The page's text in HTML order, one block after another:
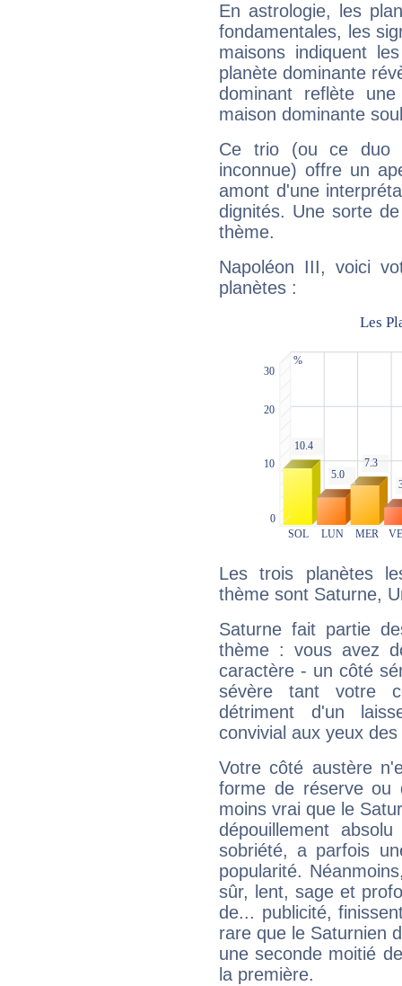
En astrologie, les
fondamentales, les
maisons indiquent
planète dominante
dominant reflète
maison dominante
Ce trio (ou ce duo
inconnue) offre un
amont d'une
dignités. Une sorte
thème.
Napoléon III, voici
planètes :
Les trois planètes
thème sont Saturne,
Saturne fait partie
thème : vous avez
caractère - un côté
sévère tant votre
détriment d'un
convivial aux yeux
Votre côté austère
forme de réserve
moins vrai que le
dépouillement
sobriété, a parfois
popularité.
sûr, lent, sage et
de... publicité,
rare que le Saturnien
une seconde moitié
la première.